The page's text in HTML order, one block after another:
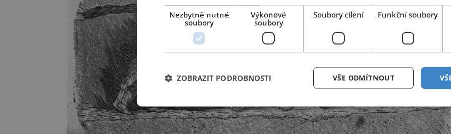
Nezbytně nutné
soubory
Výkonové
soubory
Soubory cílení Funkční soubory
VŠE ODMÍTNOUT
ZOBRAZIT PODROBNOSTI